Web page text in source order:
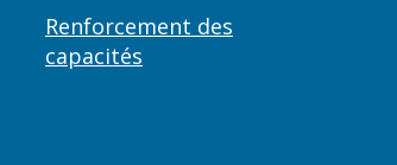
Renforcement des
capacités